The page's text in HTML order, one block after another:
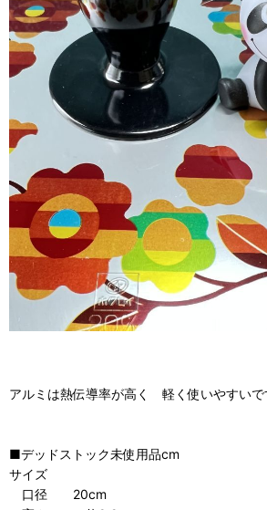
アルミは熱伝導率が高く 軽く使いやすいで
■デッドストック未使用品cm
サイズ
口径 20cm